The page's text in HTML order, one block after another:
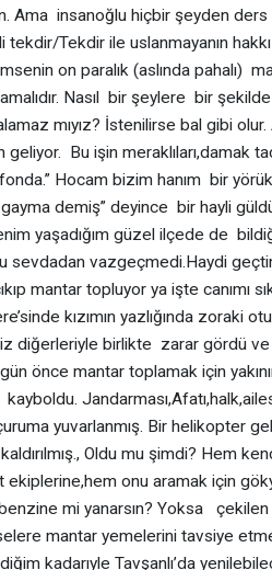
Ama insanoğlu hiçbir şeyden ders
tekdir/Tekdir ile uslanmayanın
on paralık (aslında pahalı)
Nasıl bir şeylere bir
mıyız? İstenilirse bal gibi
Bu işin meraklıları,damak
Hocam bizim hanım bir
demiş” deyince bir hayli
yaşadığım güzel ilçede de
sevdadan vazgeçmedi.Haydi
mantar topluyor ya işte canımı
kızımın yazlığında zoraki
birlikte zarar gördü ve
önce mantar toplamak için
kayboldu.
yuvarlanmış. Bir helikopter
Oldu mu şimdi? Hem
ekiplerine,hem onu aramak için
mi yanarsın? Yoksa çekilen
mantar yemelerini tavsiye
kadarıyle Tavşanlı’da